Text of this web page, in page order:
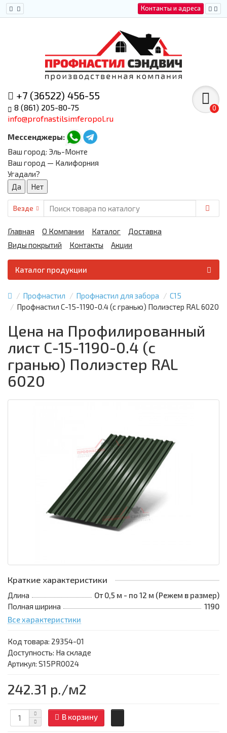
Контакты и адреса
+7 (36522) 456-55
8 (861) 205-80-75
info@profnastilsimferopol.ru
Мессенджеры:
0
Ваш город: Эль-Монте
Ваш город — Калифорния
Угадали?
Везде
Главная О Компании Каталог
Доставка
Виды покрытий
Контакты Акции
Каталог продукции
Профнастил Профнастил для забора
С15
Профнастил С-15-1190-0.4 (с гранью) Полиэстер RAL 6020
Цена на Профилированный
лист С-15-1190-0.4 (с
гранью) Полиэстер RAL
6020
Краткие характеристики
Длина
От 0,5 м - по 12 м (Режем в размер)
Полная ширина
1190
Все характеристики
Код товара: 29354-01
Доступность: На складе
Артикул: S15PR0024
242.31 р./м2
В корзину